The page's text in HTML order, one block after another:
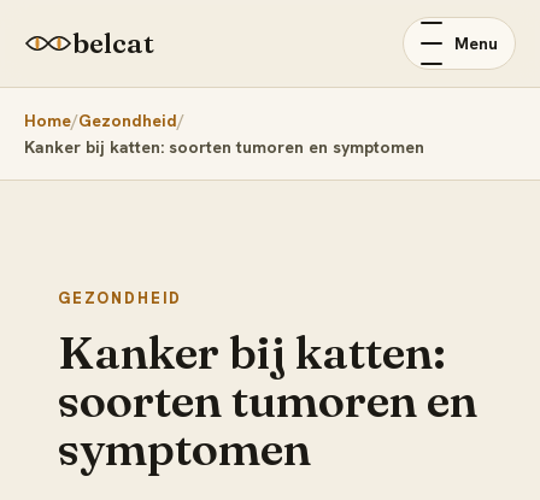
belcat Menu
Home Gezondheid
Kanker bij katten: soorten tumoren en symptomen
GEZONDHEID
Kanker bij katten:
soorten tumoren en
symptomen